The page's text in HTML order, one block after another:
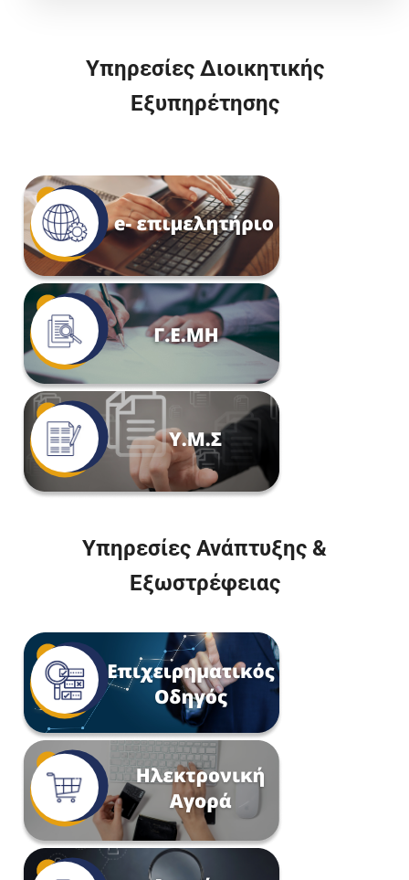
Υπηρεσίες Διοικητικής
Εξυπηρέτησης
Υπηρεσίες Ανάπτυξης &
Εξωστρέφειας